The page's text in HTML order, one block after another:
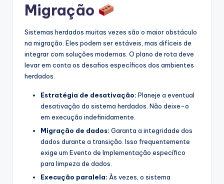
Migração
Sistemas herdados muitas vezes são o maior obstáculo
na migração. Eles podem ser estáveis, mas difíceis de
integrar com soluções modernas. O plano de rota deve
levar em conta os desafios específicos dos ambientes
herdados.
Estratégia de desativação: Planeje a eventual
desativação do sistema herdados. Não deixe-o
em execução indefinidamente.
Migração de dados: Garanta a integridade dos
dados durante a transição. Isso frequentemente
exige um Evento de Implementação específico
para limpeza de dados.
Execução paralela: Às vezes, o sistema